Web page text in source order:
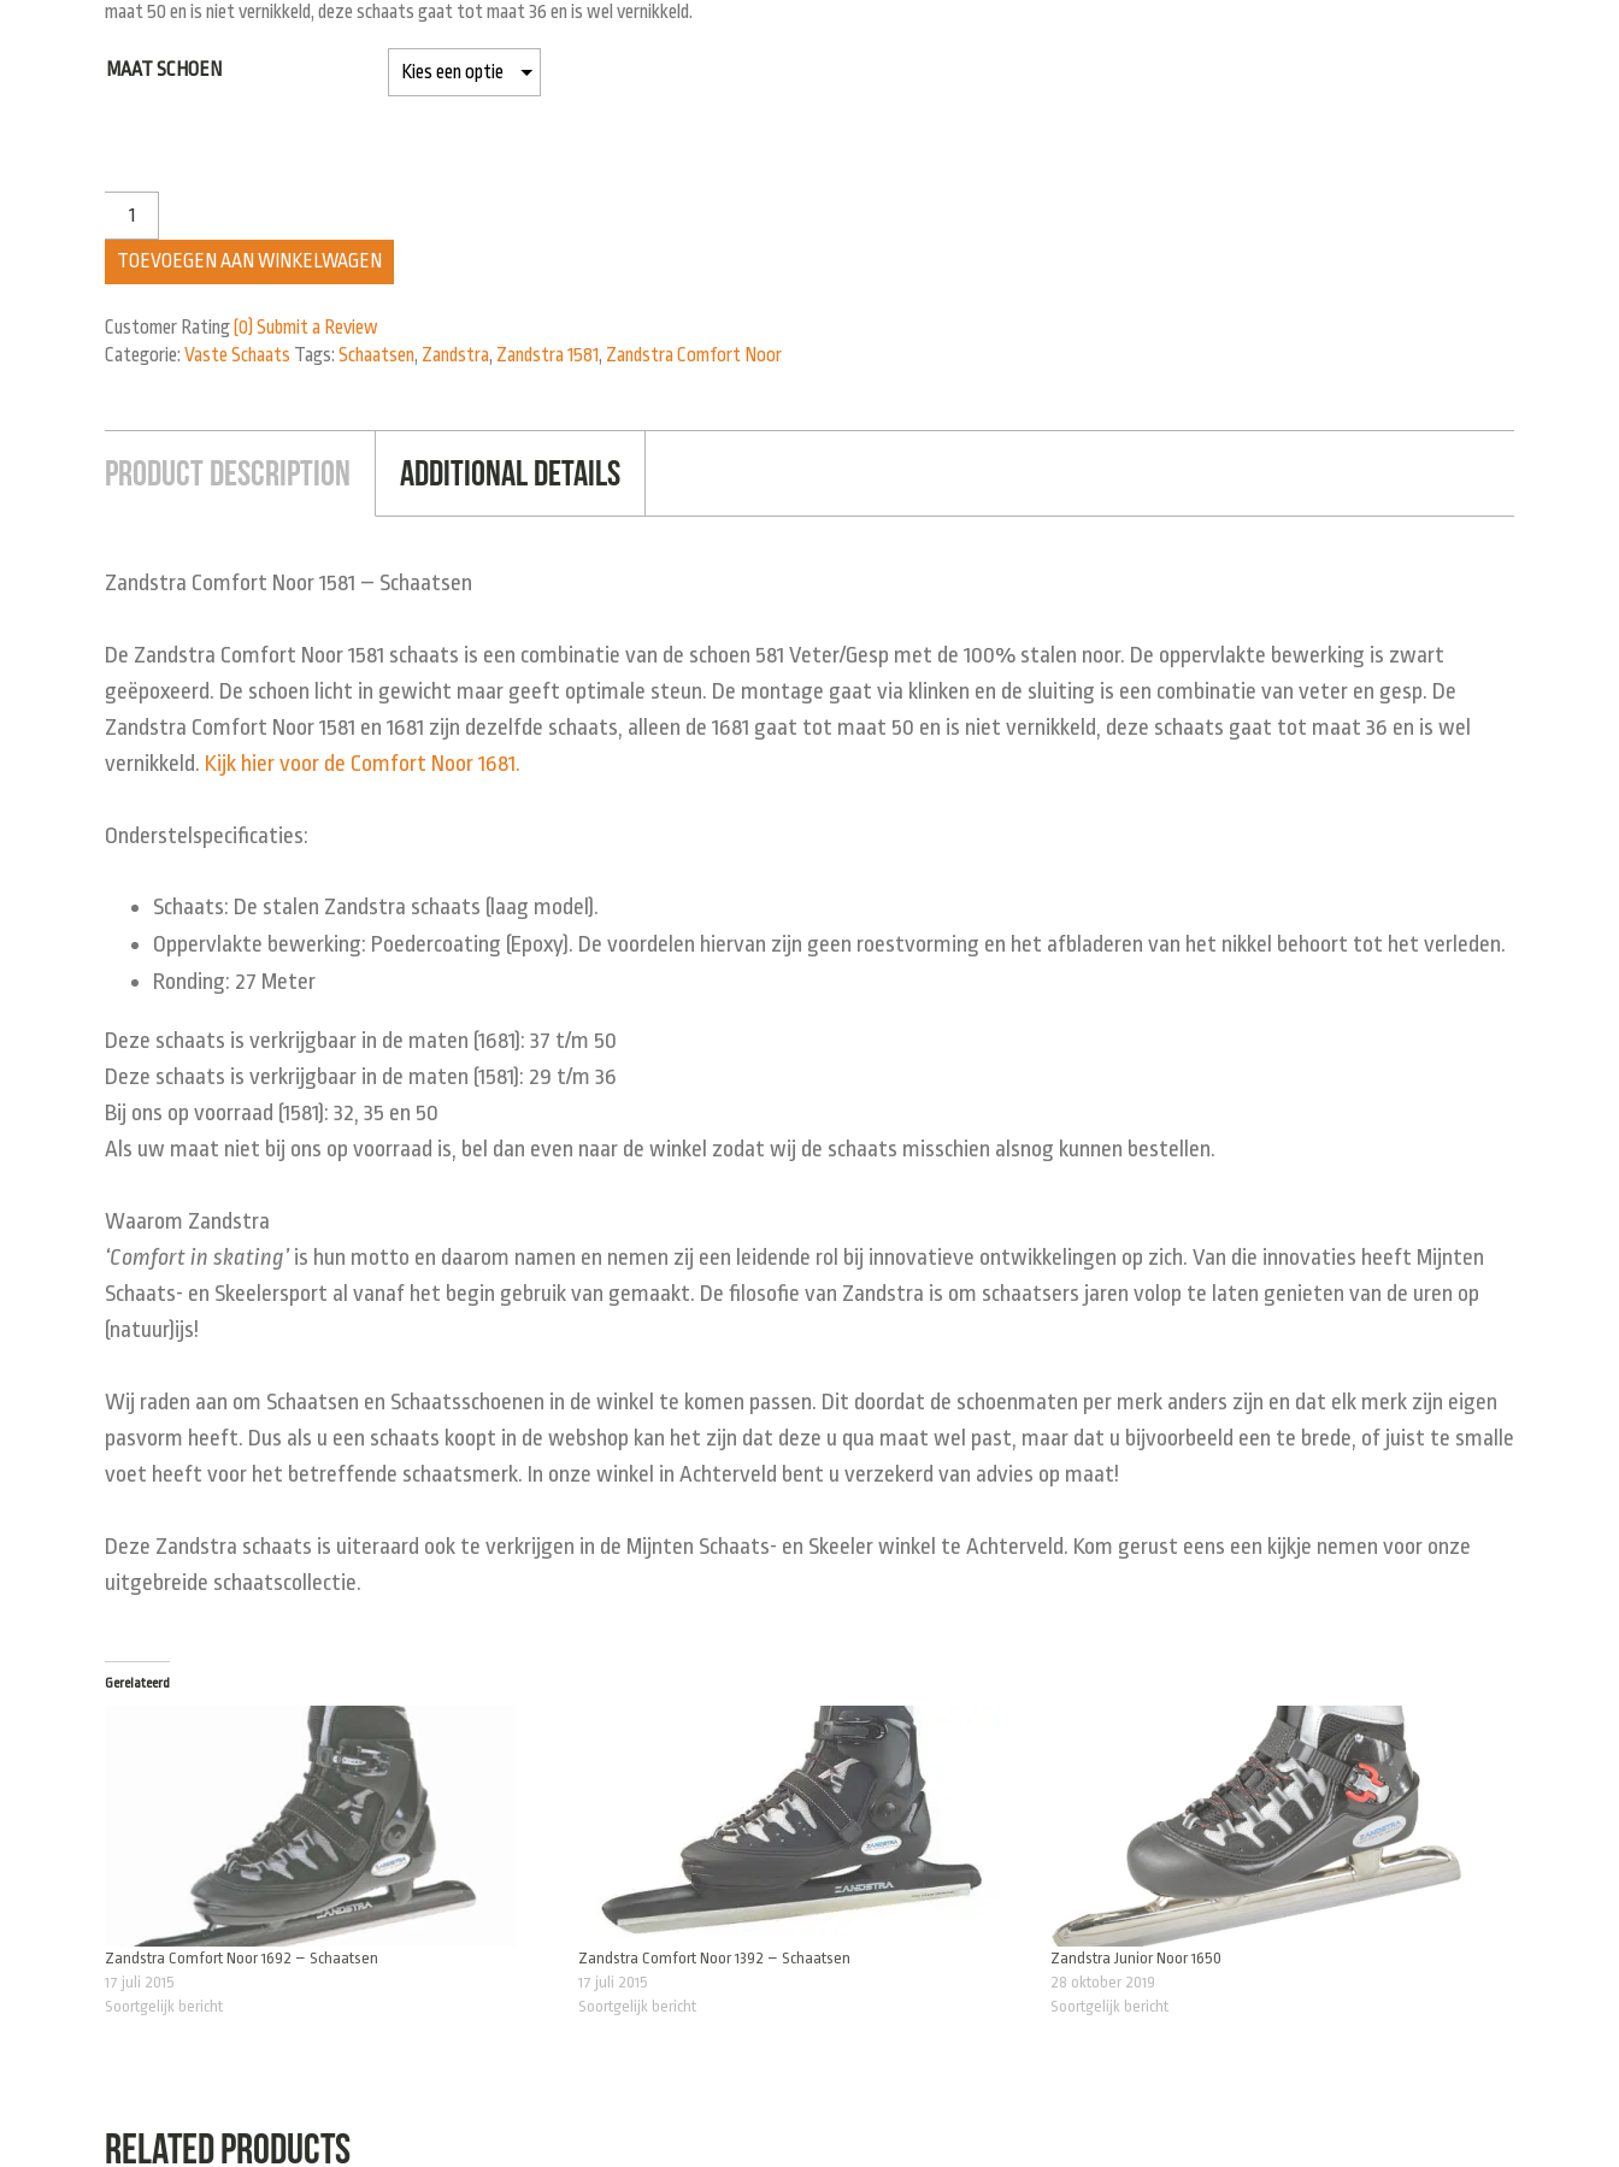
maat 50 en is niet vernikkeld, deze schaats gaat tot maat 36 en is wel vernikkeld.
MAAT SCHOEN
TOEVOEGEN AAN WINKELWAGEN
Customer Rating (0) Submit a Review
Categorie: Vaste Schaats Tags: Schaatsen, Zandstra, Zandstra 1581, Zandstra Comfort Noor
Product Description Additional Details
Zandstra Comfort Noor 1581 – Schaatsen
De Zandstra Comfort Noor 1581 schaats is een combinatie van de schoen 581 Veter/Gesp met de 100% stalen noor. De oppervlakte bewerking is zwart
geëpoxeerd. De schoen licht in gewicht maar geeft optimale steun. De montage gaat via klinken en de sluiting is een combinatie van veter en gesp. De
Zandstra Comfort Noor 1581 en 1681 zijn dezelfde schaats, alleen de 1681 gaat tot maat 50 en is niet vernikkeld, deze schaats gaat tot maat 36 en is wel
vernikkeld. Kijk hier voor de Comfort Noor 1681.
Onderstelspecificaties:
Schaats: De stalen Zandstra schaats (laag model).
Oppervlakte bewerking: Poedercoating (Epoxy). De voordelen hiervan zijn geen roestvorming en het afbladeren van het nikkel behoort tot het verleden.
Ronding: 27 Meter
Deze schaats is verkrijgbaar in de maten (1681): 37 t/m 50
Deze schaats is verkrijgbaar in de maten (1581): 29 t/m 36
Bij ons op voorraad (1581): 32, 35 en 50
Als uw maat niet bij ons op voorraad is, bel dan even naar de winkel zodat wij de schaats misschien alsnog kunnen bestellen.
Waarom Zandstra
‘Comfort in skating’is hun motto en daarom namen en nemen zij een leidende rol bij innovatieve ontwikkelingen op zich. Van die innovaties heeft Mijnten
Schaats- en Skeelersport al vanaf het begin gebruik van gemaakt. De filosofie van Zandstra is om schaatsers jaren volop te laten genieten van de uren op
(natuur)ijs!
Wij raden aan om Schaatsen en Schaatsschoenen in de winkel te komen passen. Dit doordat de schoenmaten per merk anders zijn en dat elk merk zijn eigen
pasvorm heeft. Dus als u een schaats koopt in de webshop kan het zijn dat deze u qua maat wel past, maar dat u bijvoorbeeld een te brede, of juist te smalle
voet heeft voor het betreffende schaatsmerk. In onze winkel in Achterveld bent u verzekerd van advies op maat!
Deze Zandstra schaats is uiteraard ook te verkrijgen in de Mijnten Schaats- en Skeeler winkel te Achterveld. Kom gerust eens een kijkje nemen voor onze
uitgebreide schaatscollectie.
Gerelateerd
Zandstra Comfort Noor 1692 – Schaatsen
17 juli 2015
Soortgelijk bericht
Zandstra Comfort Noor 1392 – Schaatsen
17 juli 2015
Soortgelijk bericht
Zandstra Junior Noor 1650
28 oktober 2019
Soortgelijk bericht
Related products